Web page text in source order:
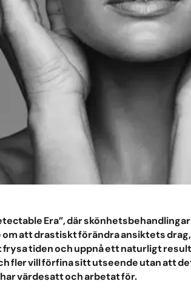
Era”, där
om att drastiskt förändra ansiktets
frysa tiden och uppnå ett naturligt
fler vill förfina sitt utseende utan att
värdesatt och arbetat för.